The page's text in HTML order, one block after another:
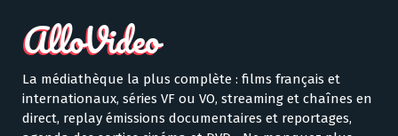
La médiathèque la plus complète : films français et
internationaux, séries VF ou VO, streaming et chaînes en
direct, replay émissions documentaires et reportages,